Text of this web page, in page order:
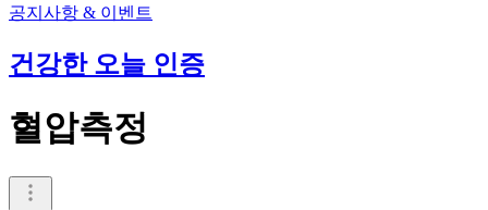
공지사항 & 이벤트
건강한 오늘 인증
혈압측정